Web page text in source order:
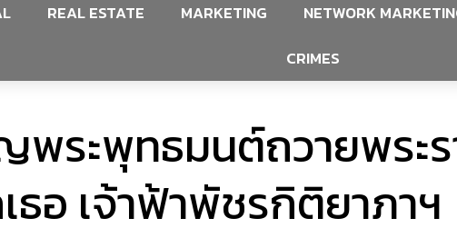
REAL ESTATE MARKETING NETWORK
CRIMES
พระพุทธมนต์ถวายพระ
ธอ เจ้าฟ้าพัชรกิติยาภาฯ